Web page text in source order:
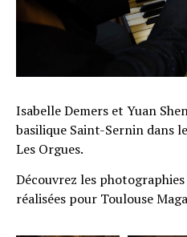
Isabelle Demers et Yuan
basilique Saint-Sernin dans
Les Orgues.
Découvrez les
réalisées pour Toulouse